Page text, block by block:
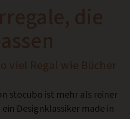
stocubo ist mehr als reiner
Designklassiker made in